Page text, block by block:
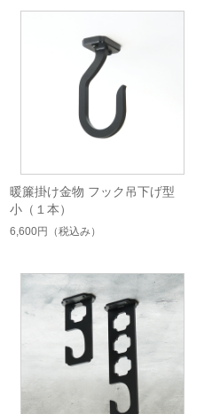
暖簾掛け金物 フック吊下げ型
小（１本）
6,600円 （税込み）